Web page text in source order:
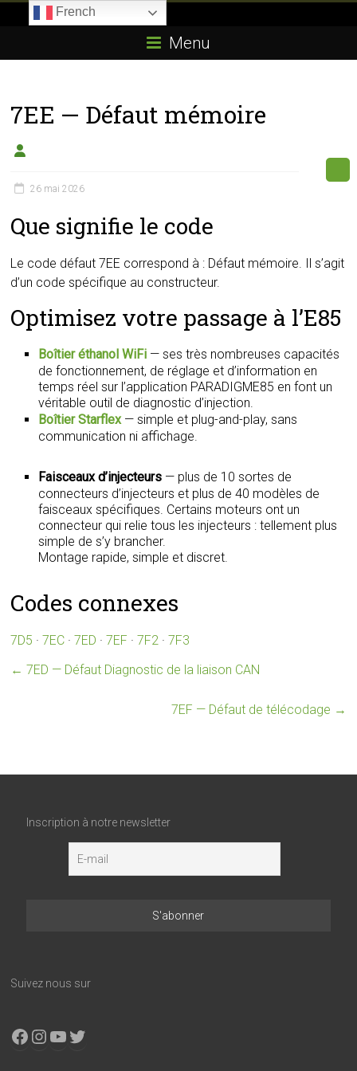
E85.com
passion
boîtier
Menu
7EE — Défaut mémoire
26 mai 2026
Que signifie le code
Le code défaut 7EE correspond à : Défaut mémoire. Il s’agit
d’un code spécifique au constructeur.
Optimisez votre passage à l’E85
Boîtier éthanol WiFi — ses très nombreuses capacités
de fonctionnement, de réglage et d’information en
temps réel sur l’application PARADIGME85 en font un
véritable outil de diagnostic d’injection.
Boîtier Starflex— simple et plug-and-play, sans
communication ni affichage.
Faisceaux d’injecteurs — plus de 10 sortes de
connecteurs d’injecteurs et plus de 40 modèles de
faisceaux spécifiques. Certains moteurs ont un
connecteur qui relie tous les injecteurs : tellement plus
simple de s’y brancher.
Montage rapide, simple et discret.
Codes connexes
7D5 ·7EC ·7ED ·7EF ·7F2 ·7F3
← 7ED — Défaut Diagnostic de la liaison CAN
7EF — Défaut de télécodage →
Inscription à notre newsletter
Suivez nous sur
Facebook
Instagram
YouTube
X
French